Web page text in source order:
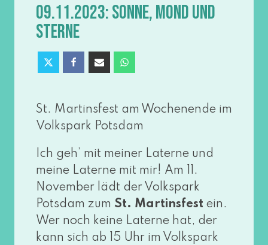
09.11.2023: SONNE, MOND UND
STERNE
St. Martinsfest am Wochenende im
Volkspark Potsdam
Ich geh’ mit mei­ner Laterne und
mei­ne Laterne mit mir! Am 11.
November lädt der Volkspark
Potsdam zum St. Martinsfest ein.
Wer noch kei­ne Laterne hat, der
kann sich ab 15 Uhr im Volkspark